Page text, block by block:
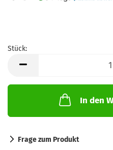
Stück:
In den
Frage zum Produkt